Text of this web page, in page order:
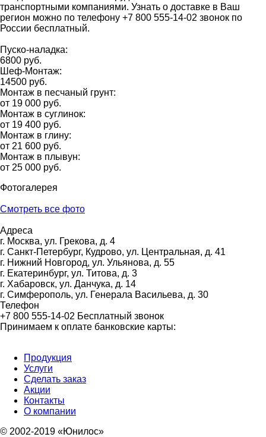
транспортными компаниями. Узнать о доставке в Ваш
регион можно по телефону +7 800 555-14-02 звонок по
России бесплатный.
Пуско-наладка:
6800 руб.
Шеф-Монтаж:
14500 руб.
Монтаж в песчаный грунт:
от 19 000 руб.
Монтаж в суглинок:
от 19 400 руб.
Монтаж в глину:
от 21 600 руб.
Монтаж в плывун:
от 25 000 руб.
Фотогалерея
Смотреть все фото
Адресa
г. Москва, ул. Грекова, д. 4
г. Cанкт-Петербург, Кудрово, ул. Центральная, д. 41
г. Нижний Новгород, ул. Ульянова, д. 55
г. Екатеринбург, ул. Титова, д. 3
г. Хабаровск, ул. Данчука, д. 14
г. Симферополь, ул. Генерала Васильева, д. 30
Телефон
+7 800 555-14-02 Бесплатный звонок
Принимаем к оплате банковские карты:
Продукция
Услуги
Сделать заказ
Акции
Контакты
О компании
© 2002-2019 «Юнилос»